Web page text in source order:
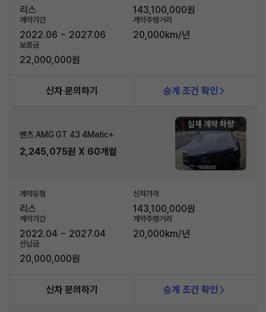
리스 143,100,000원
계약기간
2022.06 ~ 2027.06
계약주행거리
20,000km/년
보증금
22,000,000원
신차 문의하기 승계 조건 확인
벤츠 AMG GT 43 4Matic+
2,245,075원 X 60개월
실제 계약 차량
계약유형
리스
신차가격
143,100,000원
계약기간
2022.04 ~ 2027.04
계약주행거리
20,000km/년
선납금
20,000,000원
신차 문의하기 승계 조건 확인